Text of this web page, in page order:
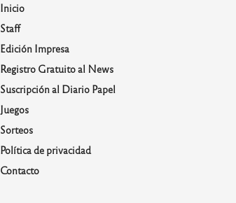
Inicio
Staff
Edición Impresa
Registro Gratuito al News
Suscripción al Diario Papel
Juegos
Sorteos
Política de privacidad
Contacto